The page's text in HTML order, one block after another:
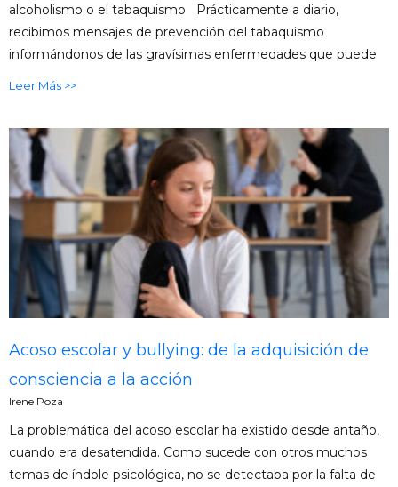
alcoholismo o el tabaquismo Prácticamente a diario,
recibimos mensajes de prevención del tabaquismo
informándonos de las gravísimas enfermedades que puede
Leer Más >>
Acoso escolar y bullying: de la adquisición de
consciencia a la acción
Irene Poza
La problemática del acoso escolar ha existido desde antaño,
cuando era desatendida. Como sucede con otros muchos
temas de índole psicológica, no se detectaba por la falta de